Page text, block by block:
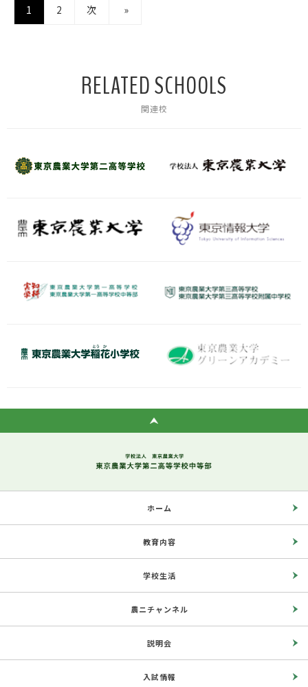
1 2 次 »
RELATED SCHOOLS
関連校
ホーム
教育内容
学校生活
農ニチャンネル
説明会
入試情報